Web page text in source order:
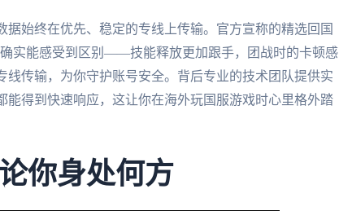
始终在优先、稳定的专线上传输。官方宣称的精选回国
实能感受到区别——技能释放更加跟手，团战时的卡顿感
传输，为你守护账号安全。背后专业的技术团队提供实
能得到快速响应，这让你在海外玩国服游戏时心里格外踏
你身处何方